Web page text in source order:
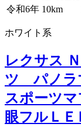
令和6年 10km
ホワイト系
レクサス
ツ パノラ
スポーツ
眼フルＬ